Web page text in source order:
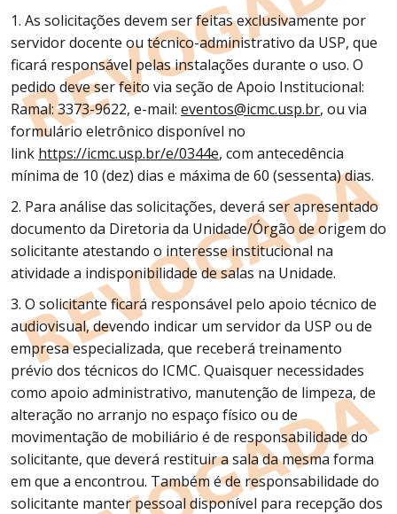
1. As solicitações devem ser feitas exclusivamente por
servidor docente ou técnico-administrativo da USP, que
ficará responsável pelas instalações durante o uso. O
pedido deve ser feito via seção de Apoio Institucional:
Ramal: 3373-9622, e-mail: eventos@icmc.usp.br, ou via
formulário eletrônico disponível no
link https://icmc.usp.br/e/0344e, com antecedência
mínima de 10 (dez) dias e máxima de 60 (sessenta) dias.
2. Para análise das solicitações, deverá ser apresentado
documento da Diretoria da Unidade/Órgão de origem do
solicitante atestando o interesse institucional na
atividade a indisponibilidade de salas na Unidade.
3. O solicitante ficará responsável pelo apoio técnico de
audiovisual, devendo indicar um servidor da USP ou de
empresa especializada, que receberá treinamento
prévio dos técnicos do ICMC. Quaisquer necessidades
como apoio administrativo, manutenção de limpeza, de
alteração no arranjo no espaço físico ou de
movimentação de mobiliário é de responsabilidade do
solicitante, que deverá restituir a sala da mesma forma
em que a encontrou. Também é de responsabilidade do
solicitante manter pessoal disponível para recepção dos